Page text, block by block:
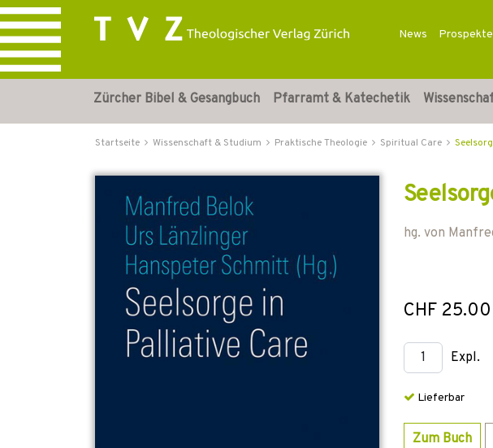
News Prospekte
Zürcher Bibel & Gesangbuch Pfarramt & Katechetik
Startseite Wissenschaft & Studium Praktische Theologie Spiritual Care
hg. von
CHF 25.00
Expl.
Lieferbar
Zum Buch